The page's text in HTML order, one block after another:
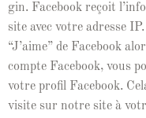
g­in. Face­book reçoit
site avec votre adresse
“J’aime” de Face­book
compte Face­book, vous
votre pro­fil Face­book.
vis­ite sur notre site à